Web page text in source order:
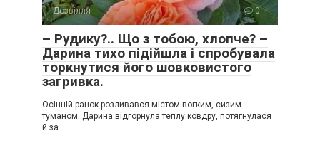
Дозвілля 0
– Рудику?.. Що з тобою, хлопче? –
Дарина тихо підійшла і спробувала
торкнутися його шовковистого
загривка.
Осінній ранок розливався містом вогким, сизим
туманом. Дарина відгорнула теплу ковдру, потягнулася
й за